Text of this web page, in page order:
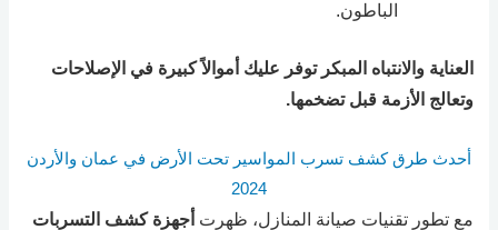
الباطون.
العناية والانتباه المبكر توفر عليك أموالاً كبيرة في الإصلاحات
وتعالج الأزمة قبل تضخمها.
أحدث طرق كشف تسرب المواسير تحت الأرض في عمان والأردن
2024
مع تطور تقنيات صيانة المنازل، ظهرت أجهزة كشف التسربات